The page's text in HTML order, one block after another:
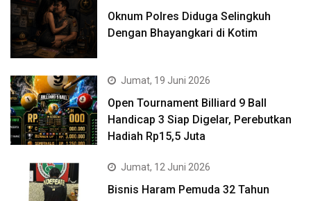
Oknum Polres Diduga Selingkuh
Dengan Bhayangkari di Kotim
Jumat, 19 Juni 2026
Open Tournament Billiard 9 Ball
Handicap 3 Siap Digelar, Perebutkan
Hadiah Rp15,5 Juta
Jumat, 12 Juni 2026
Bisnis Haram Pemuda 32 Tahun